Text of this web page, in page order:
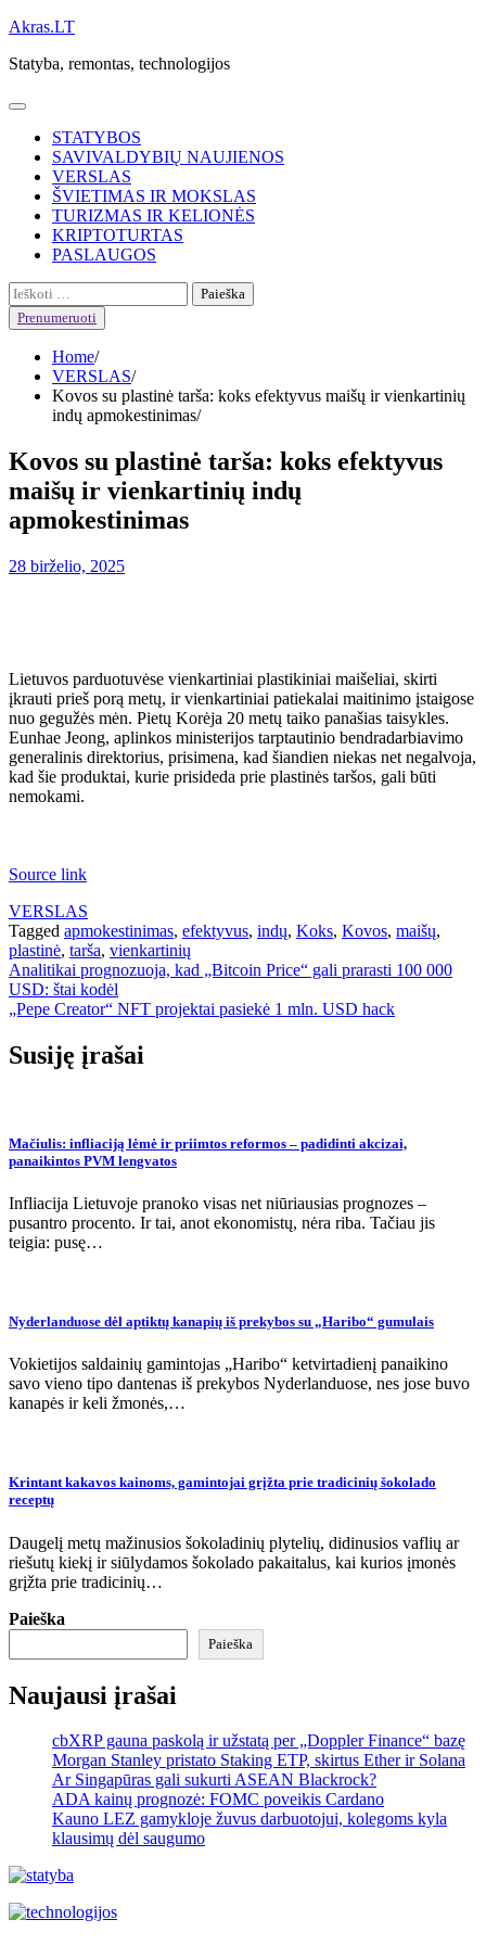
Skip
content
Akras.LT
Statyba, remontas, technologijos
STATYBOS
SAVIVALDYBIŲ NAUJIENOS
VERSLAS
ŠVIETIMAS IR MOKSLAS
TURIZMAS IR KELIONĖS
KRIPTOTURTAS
PASLAUGOS
Ieškoti:
Prenumeruoti
Home
VERSLAS
Kovos su plastinė tarša: koks efektyvus maišų ir vienkartinių
indų apmokestinimas
Kovos su plastinė tarša: koks efektyvus
maišų ir vienkartinių indų
apmokestinimas
28 birželio, 2025
Lietuvos parduotuvėse vienkartiniai plastikiniai maišeliai, skirti
įkrauti prieš porą metų, ir vienkartiniai patiekalai maitinimo įstaigose
nuo gegužės mėn. Pietų Korėja 20 metų taiko panašias taisykles.
Eunhae Jeong, aplinkos ministerijos tarptautinio bendradarbiavimo
generalinis direktorius, prisimena, kad šiandien niekas net negalvoja,
kad šie produktai, kurie prisideda prie plastinės taršos, gali būti
nemokami.
Source link
VERSLAS
Tagged apmokestinimas, efektyvus, indų, Koks, Kovos, maišų,
plastinė, tarša, vienkartinių
Navigacija
tarp
Analitikai prognozuoja, kad „Bitcoin Price“ gali prarasti 100 000
USD: štai kodėl
„Pepe Creator“ NFT projektai pasiekė 1 mln. USD hack
Susiję įrašai
Mačiulis: infliaciją lėmė ir priimtos reformos – padidinti akcizai,
panaikintos PVM lengvatos
Infliacija Lietuvoje pranoko visas net niūriausias prognozes –
pusantro procento. Ir tai, anot ekonomistų, nėra riba. Tačiau jis
teigia: pusę…
Nyderlanduose dėl aptiktų kanapių iš prekybos su „Haribo“ gumulais
Vokietijos saldainių gamintojas „Haribo“ ketvirtadienį panaikino
savo vieno tipo dantenas iš prekybos Nyderlanduose, nes jose buvo
kanapės ir keli žmonės,…
Krintant kakavos kainoms, gamintojai grįžta prie tradicinių šokolado
receptų
Daugelį metų mažinusios šokoladinių plytelių, didinusios vaflių ar
riešutų kiekį ir siūlydamos šokolado pakaitalus, kai kurios įmonės
grįžta prie tradicinių…
Paieška
Paieška
Naujausi įrašai
cbXRP gauna paskolą ir užstatą per „Doppler Finance“ bazę
Morgan Stanley pristato Staking ETP, skirtus Ether ir Solana
Ar Singapūras gali sukurti ASEAN Blackrock?
ADA kainų prognozė: FOMC poveikis Cardano
Kauno LEZ gamykloje žuvus darbuotojui, kolegoms kyla
klausimų dėl saugumo